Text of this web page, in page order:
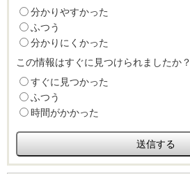
分かりやすかった
ふつう
分かりにくかった
この情報はすぐに見つけられましたか？
すぐに見つかった
ふつう
時間がかかった